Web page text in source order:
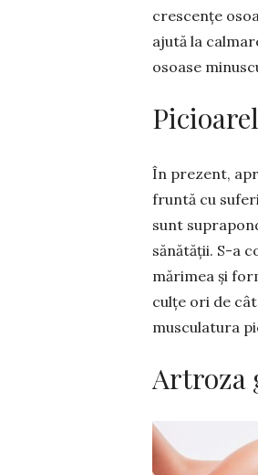
crescențe
ajută la
osoa­se
În prezent,
frun­tă cu
sunt
sănătății. S-a
mărimea și
culțe ori de
muscu­latura
Artroza